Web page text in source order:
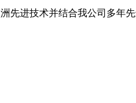
进技术并结合我公司多年